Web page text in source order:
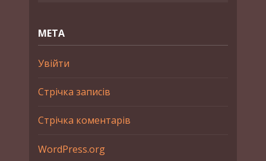
МЕТА
Увійти
Стрічка записів
Стрічка коментарів
WordPress.org